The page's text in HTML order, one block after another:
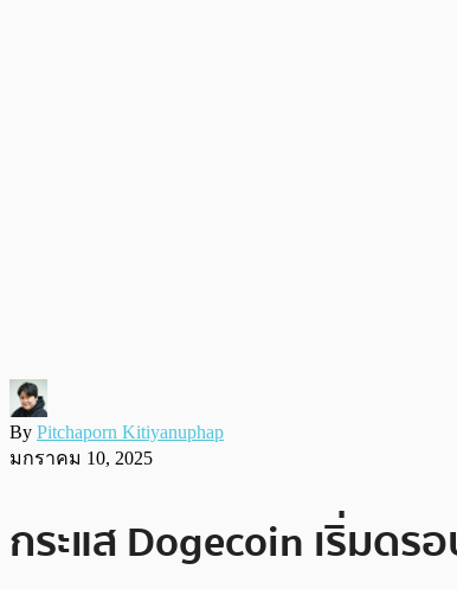
By Pitchaporn Kitiyanuphap
มกราคม 10, 2025
กระแส Dogecoin เริ่มด